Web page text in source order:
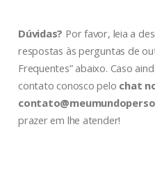
Dúvidas? Por favor, leia a
respostas às perguntas de
Frequentes” abaixo. Caso
contato conosco pelo chat
prazer em lhe atender!